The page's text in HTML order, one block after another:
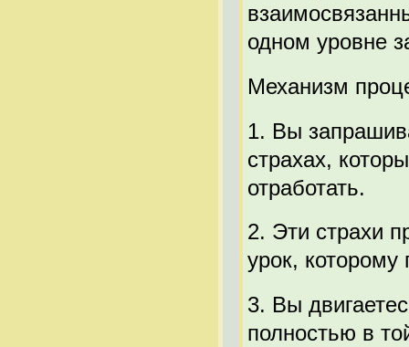
одном уровне
Механизм
1. Вы
страхах,
отработать.
2. Эти страхи
урок,
3. Вы
полностью в